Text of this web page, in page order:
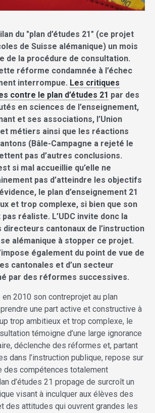
du "plan d’études 21" (ce projet
de Suisse alémanique) un mois
de la procédure de consultation.
réforme condamnée à l’échec
interrompue. Les critiques
contre le plan d’études 21 par des
en sciences de l’enseignement,
et ses associations, l’Union
métiers ainsi que les réactions
(Bâle-Campagne a rejeté le
pas d’autres conclusions.
si mal accueillie qu’elle ne
pas d’atteindre les objectifs
le plan d’enseignement 21
et trop complexe, si bien que son
pas réaliste. L’UDC invite donc la
directeurs cantonaux de l’instruction
alémanique à stopper ce projet.
également du point de vue de
cantonales et d’un secteur
par des réformes successives.
en 2010 son contreprojet au plan
une part active et constructive à
trop ambitieux et trop complexe, le
témoigne d’une large ignorance
déclenche des réformes et, partant
dans l’instruction publique, repose sur
des compétences totalement
d’études 21 propage de surcroît un
visant à inculquer aux élèves des
des attitudes qui ouvrent grandes les